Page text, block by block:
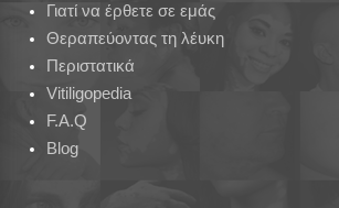
Γιατί να έρθετε σε εμάς
Θεραπεύοντας τη λέυκη
Περιστατικά
Vitiligopedia
F.A.Q
Blog